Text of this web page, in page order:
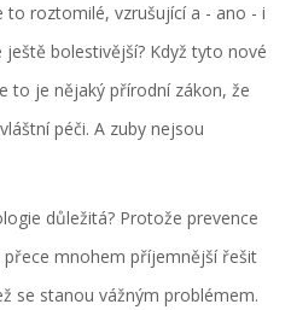
to roztomilé, vzrušující a - ano - i
bolestivější? Když tyto nové
to je nějaký přírodní zákon, že
péči. A zuby nejsou
důležitá? Protože prevence
přece mnohem příjemnější řešit
se stanou vážným problémem.